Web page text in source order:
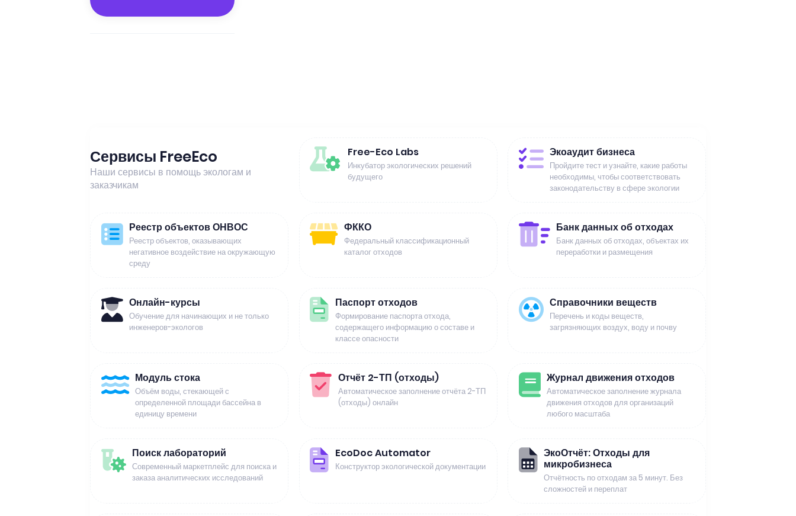
Сервисы FreeEco
Наши сервисы в помощь экологам и
заказчикам
Free-Eco Labs
Инкубатор экологических решений
будущего
Экоаудит бизнеса
Пройдите тест и узнайте, какие работы
необходимы, чтобы соответствовать
законодательству в сфере экологии
Реестр объектов ОНВОС
Реестр объектов, оказывающих
негативное воздействие на окружающую
среду
ФККО
Федеральный классификационный
каталог отходов
Банк данных об отходах
Банк данных об отходах, объектах их
переработки и размещения
Онлайн-курсы
Обучение для начинающих и не только
инженеров-экологов
Паспорт отходов
Формирование паспорта отхода,
содержащего информацию о составе и
классе опасности
Справочники веществ
Перечень и коды веществ,
загрязняющих воздух, воду и почву
Модуль стока
Объём воды, стекающей с
определенной площади бассейна в
единицу времени
Отчёт 2-ТП (отходы)
Автоматическое заполнение отчёта 2-ТП
(отходы) онлайн
Журнал движения отходов
Автоматическое заполнение журнала
движения отходов для организаций
любого масштаба
Поиск лабораторий
Современный маркетплейс для поиска и
заказа аналитических исследований
EcoDoc Automator
Конструктор экологической документации
ЭкоОтчёт: Отходы для
микробизнеса
Отчётность по отходам за 5 минут. Без
сложностей и переплат